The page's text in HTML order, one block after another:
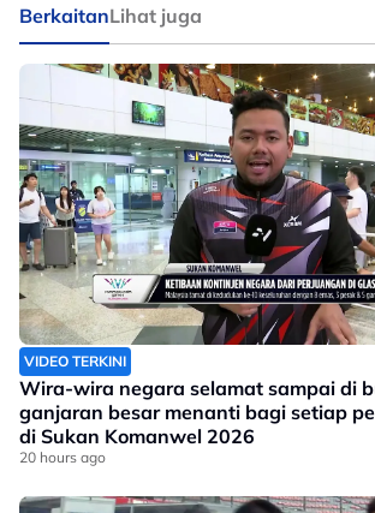
BerkaitanLihat juga
VIDEO TERKINI
Wira-wira negara selamat sampai di
ganjaran besar menanti bagi setiap
di Sukan Komanwel 2026
20 hours ago